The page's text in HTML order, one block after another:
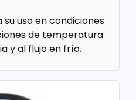
uso en condiciones
de temperatura
y al flujo en frío.